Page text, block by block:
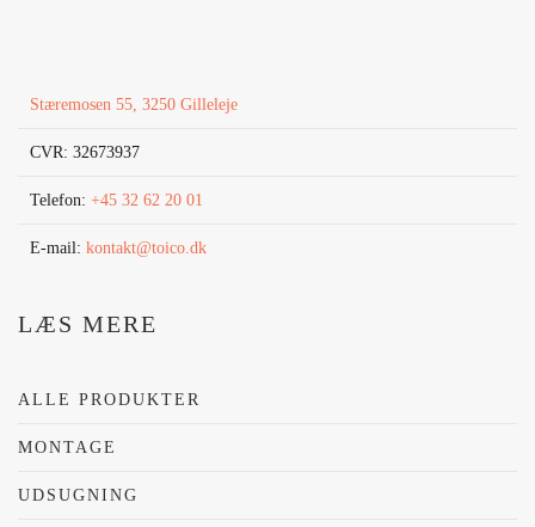
Stæremosen 55, 3250 Gilleleje
CVR: 32673937
Telefon: +45 32 62 20 01
E-mail: kontakt@toico.dk
LÆS MERE
ALLE PRODUKTER
MONTAGE
UDSUGNING